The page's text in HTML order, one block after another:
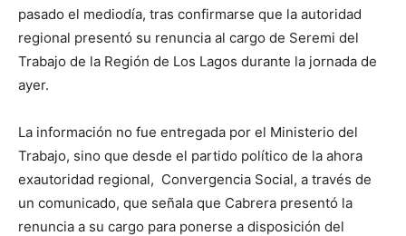
pasado el mediodía, tras confirmarse que la autoridad
regional presentó su renuncia al cargo de Seremi del
Trabajo de la Región de Los Lagos durante la jornada de
ayer.
La información no fue entregada por el Ministerio del
Trabajo, sino que desde el partido político de la ahora
exautoridad regional, Convergencia Social, a través de
un comunicado, que señala que Cabrera presentó la
renuncia a su cargo para ponerse a disposición del